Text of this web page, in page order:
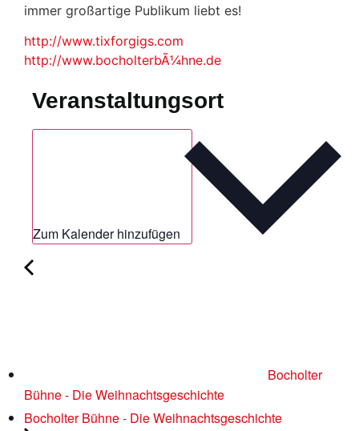
immer großartige Publikum liebt es!
http://www.tixforgigs.com
http://www.bocholterbÃ¼hne.de
Veranstaltungsort
Zum Kalender hinzufügen
Bocholter
Bühne - Die Weihnachtsgeschichte
Bocholter Bühne - Die Weihnachtsgeschichte